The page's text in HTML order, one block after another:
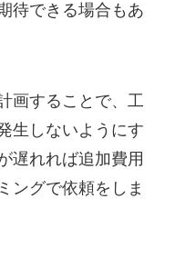
待できる場合もあ
画することで、工
生しないようにす
遅れれば追加費用
ングで依頼をしま